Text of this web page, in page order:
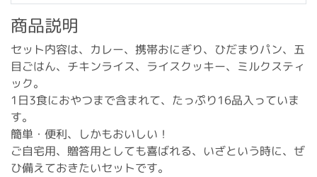
商品説明
セット内容は、カレー、携帯おにぎり、ひだまりパン、五
目ごはん、チキンライス、ライスクッキー、ミルクスティ
ック。
1日3食におやつまで含まれて、たっぷり16品入っていま
す。
簡単・便利、しかもおいしい！
ご自宅用、贈答用としても喜ばれる、いざという時に、ぜ
ひ備えておきたいセットです。